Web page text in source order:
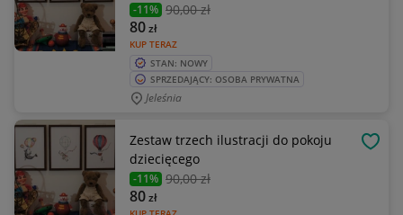
-11% 90,00 zł
KUP TERAZ
80zł
STAN: NOWY
SPRZEDAJĄCY: OSOBA PRYWATNA
Jeleśnia
Zestaw trzech ilustracji do pokoju
dziecięcego
-11% 90,00 zł
80zł